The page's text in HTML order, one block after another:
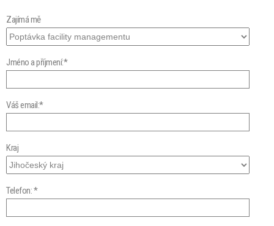
Zajímá mě
Jméno a příjmení:*
Váš email:*
Kraj
Telefon: *